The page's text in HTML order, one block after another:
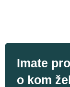
Imate
o kom